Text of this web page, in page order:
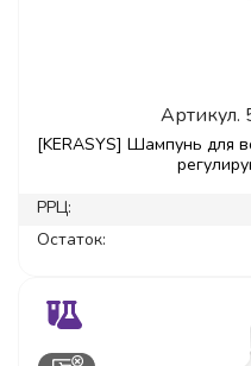
Артикул.
[KERASYS] Шампунь
РРЦ:
Остаток: